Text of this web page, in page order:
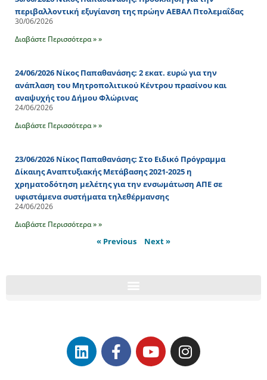
περιβαλλοντική εξυγίανση της πρώην ΑΕΒΑΛ Πτολεμαΐδας
30/06/2026
Διαβάστε Περισσότερα » »
24/06/2026 Νίκος Παπαθανάσης: 2 εκατ. ευρώ για την
ανάπλαση του Μητροπολιτικού Κέντρου πρασίνου και
αναψυχής του Δήμου Φλώρινας
24/06/2026
Διαβάστε Περισσότερα » »
23/06/2026 Νίκος Παπαθανάσης: Στο Ειδικό Πρόγραμμα
Δίκαιης Αναπτυξιακής Μετάβασης 2021-2025 η
χρηματοδότηση μελέτης για την ενσωμάτωση ΑΠΕ σε
υφιστάμενα συστήματα τηλεθέρμανσης
24/06/2026
Διαβάστε Περισσότερα » »
« Previous Next »